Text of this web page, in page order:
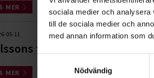
sociala medier och
till de sociala medier och
med annan information som
Nödvändig
MER
05-11
tilldelas Stora
MER